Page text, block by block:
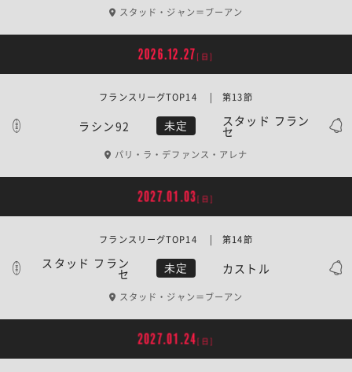
スタッド・ジャン＝ブーアン
2026.12.27 [日]
ラシン92 未定 スタッド フラン
セ
フランスリーグTOP14 | 第13節
パリ・ラ・デファンス・アレナ
2027.01.03[日]
スタッド フラン
セ 未定 カストル
フランスリーグTOP14 | 第14節
スタッド・ジャン＝ブーアン
2027.01.24[日]